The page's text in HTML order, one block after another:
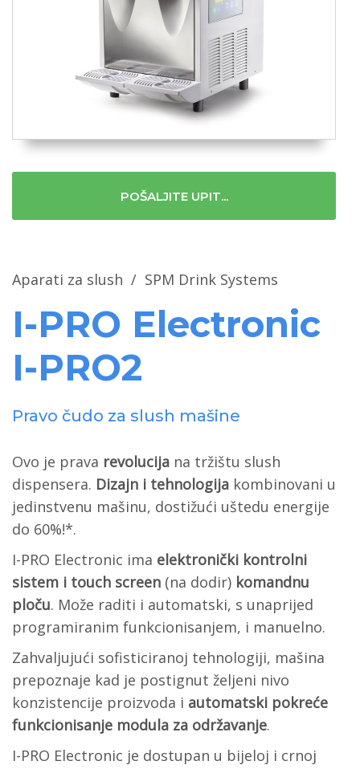
POŠALJITE UPIT...
Aparati za slush / SPM Drink Systems
I-PRO Electronic
I-PRO2
Pravo čudo za slush mašine
Ovo je prava revolucija na tržištu slush
dispensera. Dizajn i tehnologija kombinovani u
jedinstvenu mašinu, dostižući uštedu energije
do 60%!*.
I-PRO Electronic ima elektronički kontrolni
sistem i touch screen (na dodir) komandnu
ploču. Može raditi i automatski, s unaprijed
programiranim funkcionisanjem, i manuelno.
Zahvaljujući sofisticiranoj tehnologiji, mašina
prepoznaje kad je postignut željeni nivo
konzistencije proizvoda i automatski pokreće
funkcionisanje modula za održavanje.
I-PRO Electronic je dostupan u bijeloj i crnoj